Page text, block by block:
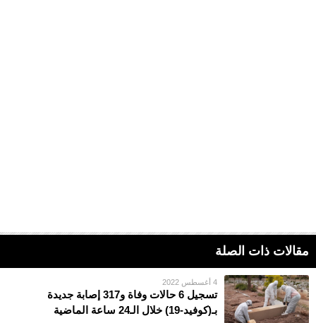
مقالات ذات الصلة
4 أغسطس 2022
تسجيل 6 حالات وفاة و317 إصابة جديدة
بـ(كوفيد-19) خلال الـ24 ساعة الماضية